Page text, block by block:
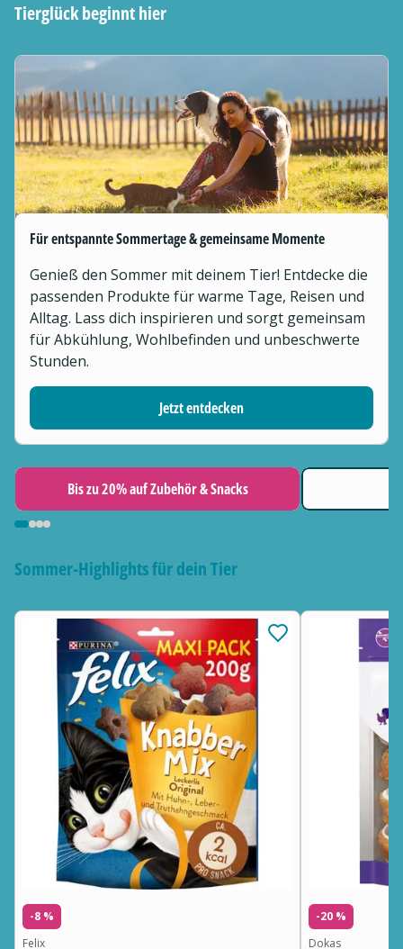
Tierglück beginnt hier
Für entspannte Sommertage & gemeinsame Momente
Genieß den Sommer mit deinem Tier! Entdecke die
passenden Produkte für warme Tage, Reisen und
Alltag. Lass dich inspirieren und sorgt gemeinsam
für Abkühlung, Wohlbefinden und unbeschwerte
Stunden.
Jetzt entdecken
Bis zu 20% auf Zubehör & Snacks
Sommer-Highlights für dein Tier
-8 %
Felix
-20 %
Dokas